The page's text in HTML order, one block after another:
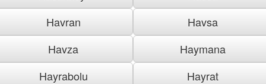
Havran
Havsa
Havza
Haymana
Hayrabolu
Hayrat